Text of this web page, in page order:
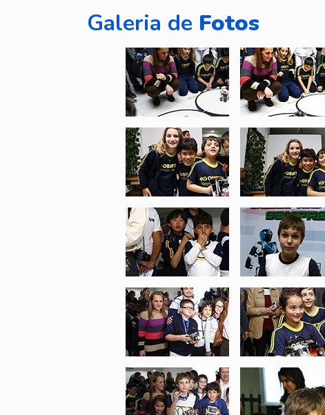
Galeria de Fotos